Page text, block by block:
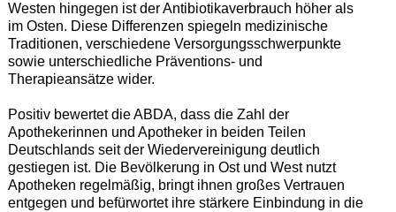
Westen hingegen ist der Antibiotikaverbrauch höher als
im Osten. Diese Differenzen spiegeln medizinische
Traditionen, verschiedene Versorgungsschwerpunkte
sowie unterschiedliche Präventions- und
Therapieansätze wider.
Positiv bewertet die ABDA, dass die Zahl der
Apothekerinnen und Apotheker in beiden Teilen
Deutschlands seit der Wiedervereinigung deutlich
gestiegen ist. Die Bevölkerung in Ost und West nutzt
Apotheken regelmäßig, bringt ihnen großes Vertrauen
entgegen und befürwortet ihre stärkere Einbindung in die